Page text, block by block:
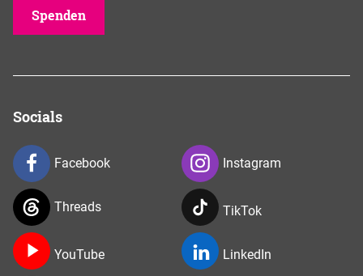
Spenden
Socials
Facebook Instagram
Threads TikTok
YouTube LinkedIn